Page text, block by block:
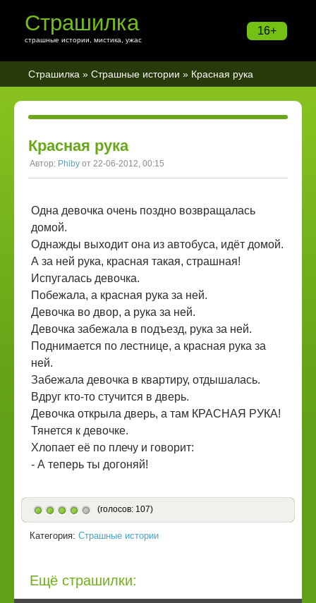
16+
Страшилка
страшные истории, мистика, ужас
Страшилка » Страшные истории » Красная рука
Красная рука
Автор: Phiby от 22-06-2012, 00:15
Одна девочка очень поздно возвращалась
домой.
Однажды выходит она из автобуса, идёт домой.
А за ней рука, красная такая, страшная!
Испугалась девочка.
Побежала, а красная рука за ней.
Девочка во двор, а рука за ней.
Девочка забежала в подъезд, рука за ней.
Поднимается по лестнице, а красная рука за
ней.
Забежала девочка в квартиру, отдышалась.
Вдруг кто-то стучится в дверь.
Девочка открыла дверь, а там КРАСНАЯ РУКА!
Тянется к девочке.
Хлопает её по плечу и говорит:
- А теперь ты догоняй!
(голосов: 107)
Категория: Страшные истории
Ещё страшилки: